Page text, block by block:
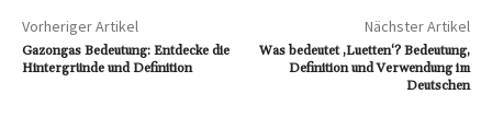
Vorheriger Artikel
Gazongas Bedeutung: Entdecke die
Hintergründe und Definition
Nächster Artikel
Was bedeutet ‚Luetten‘? Bedeutung,
Definition und Verwendung im
Deutschen